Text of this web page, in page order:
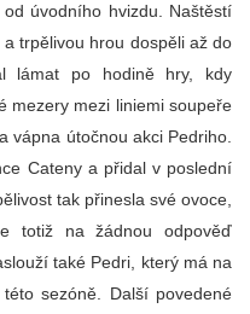
úvodního hvizdu. Naštěstí
trpělivou hrou dospěli až do
lámat po hodině hry, kdy
mezery mezi liniemi soupeře
vápna útočnou akci Pedriho.
Cateny a přidal v poslední
tak přinesla své ovoce,
totiž na žádnou odpověď
také Pedri, který má na
sezóně. Další povedené